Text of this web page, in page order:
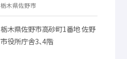
栃木県佐野市
栃木県佐野市高砂町1番地佐野
市役所庁舎3、4階